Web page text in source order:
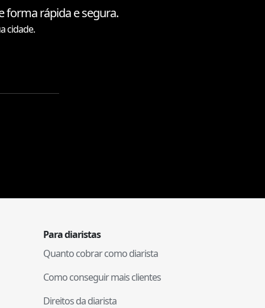
forma rápida e segura.
cidade.
Para diaristas
Quanto cobrar como diarista
Como conseguir mais clientes
Direitos da diarista